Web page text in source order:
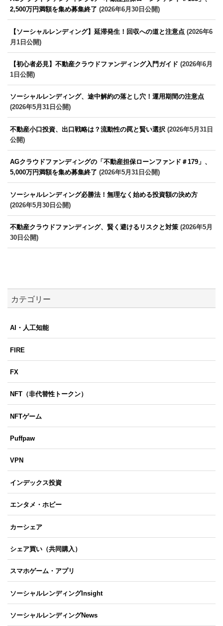
2,500万円満額を集め募集終了 (2026年6月30日公開)
【ソーシャルレンディング】延滞発生！回収への道と注意点 (2026年6
月1日公開)
【初心者必見】不動産クラウドファンディング入門ガイド (2026年6月
1日公開)
ソーシャルレンディング、途中解約の落とし穴！運用期間の注意点
(2026年5月31日公開)
不動産小口投資、出口戦略は？流動性の罠と賢い選択 (2026年5月31日
公開)
AGクラウドファンディングの「不動産担保ローンファンド＃179」、
5,000万円満額を集め募集終了 (2026年5月31日公開)
ソーシャルレンディング必勝法！無理なく始める投資額の決め方
(2026年5月30日公開)
不動産クラウドファンディング、賢く避けるリスクと対策 (2026年5月
30日公開)
カテゴリー
AI・人工知能
FIRE
FX
NFT（非代替性トークン）
NFTゲーム
Puffpaw
VPN
インデックス投資
エンタメ・ホビー
カーシェア
シェア買い（共同購入）
スマホゲーム・アプリ
ソーシャルレンディングInsight
ソーシャルレンディングNews